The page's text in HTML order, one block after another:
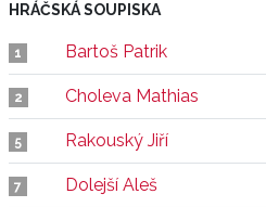
HRÁČSKÁ SOUPISKA
1 Bartoš Patrik
2 Choleva Mathias
5 Rakouský Jiří
7 Dolejší Aleš